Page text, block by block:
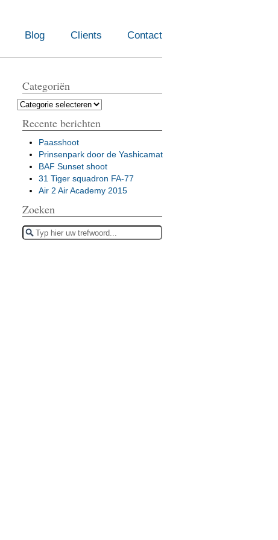
Blog Clients Contact
Categoriën
Recente berichten
Paasshoot
Prinsenpark door de Yashicamat
BAF Sunset shoot
31 Tiger squadron FA-77
Air 2 Air Academy 2015
Zoeken